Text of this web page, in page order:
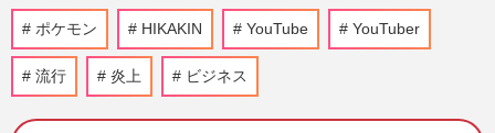
ムも転売対策に“マイナンバー”導入開始
「効果テキメン」広がる新…
週刊女性PRIME
ポケモン HIKAKIN YouTube YouTuber
流行 炎上 ビジネス